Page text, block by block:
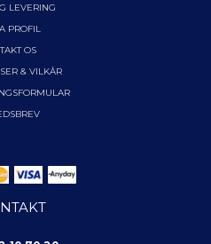
LEVERING
PROFIL
OS
& VILKÅR